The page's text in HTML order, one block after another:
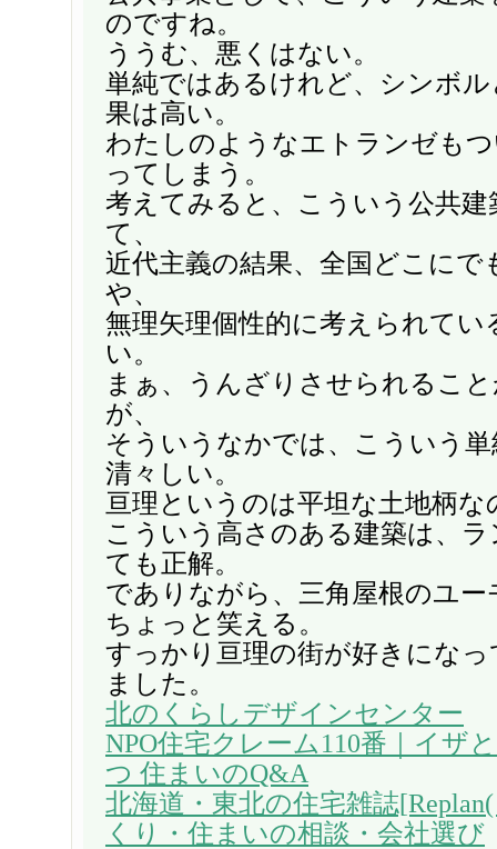
のですね。
ううむ、悪くはない。
単純ではあるけれど、シンボ
果は高い。
わたしのようなエトランゼも
ってしまう。
考えてみると、こういう公共
て、
近代主義の結果、全国どこにで
や、
無理矢理個性的に考えられてい
い。
まぁ、うんざりさせられるこ
が、
そういうなかでは、こういう
清々しい。
亘理というのは平坦な土地柄な
こういう高さのある建築は、
ても正解。
でありながら、三角屋根のユ
ちょっと笑える。
すっかり亘理の街が好きにな
ました。
北のくらしデザインセンター
NPO住宅クレーム110番｜イザ
つ 住まいのQ&A
北海道・東北の住宅雑誌
くり・住まいの相談・会社選び